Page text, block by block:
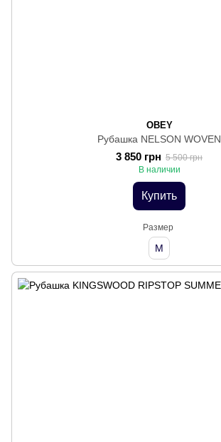
OBEY
Рубашка NELSON WOVEN
3 850 грн 5 500 грн
В наличии
Купить
Размер
M